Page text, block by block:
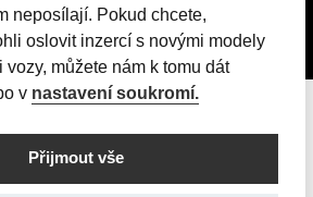
neposílají. Pokud chcete,
oslovit inzercí s novými modely
můžete nám k tomu dát
v nastavení soukromí.
Přijmout vše